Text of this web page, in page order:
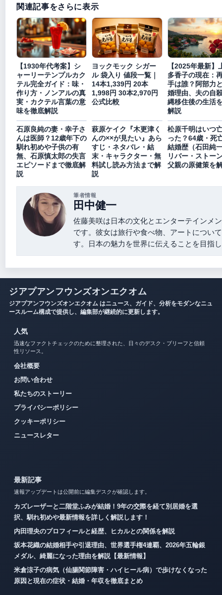
関連記事をさらに表示
【1930年代考案】シ
ャーリーテンプルカク
テル完全ガイド：味・
作り方・ノンアルの真
実・カクテル言葉の意
味を徹底解説
ヨックモック シガー
ル 袋入り 値段一覧｜
14本1,339円 20本
1,998円 30本2,970円
公式比較
【2025年最新】
多香子の現在：
手は誰？阿部力
婚理由、夫の自
縄移住後の生活
解説
石原良純の妻・幸子さ
んは医師？12歳年下の
馴れ初めや子供の有
無、石原慎太郎の失言
エピソードまで徹底解
説
萩原ケイク『木更津く
んの××が見たい』あら
すじ・ネタバレ・結
末・キャラクター・無
料試し読み方法まで解
説
松原千明はいつ
った？64歳・死
結婚歴（石田純
リバー・ストー
父親の原健策を
筆者情報
田中健一
佐藤美咲は日本の文化とエンターテインメ
です。彼女は旅行や食べ物、アートについ
す。日本の魅力を世界に伝えることを目指
ジアプアンフウンズオンエクオム
ジアプアンフウンズオンエクオム はニュース、ガイド、分析をモダンなニュ
ースルーム構成で提供し、編集部が継続的に更新します。
人気
迅速なファクトチェックのために整理された、日々のデスク・ブリーフと信頼
性リソース。
会社概要
お問い合わせ
私たちのストーリー
プライバシーポリシー
クッキーポリシー
ニュースレター
最新記事
速報アップデートは公開前に編集デスクが確認します。
カズレーザーと二階堂ふみが結婚！9年の交際を経て別居婚を選
択、馴れ初めや最新情報を詳しく解説します！
内田理央のプロフィールと経歴、ヒカルとの関係を解説
坂本花織の結婚相手や引退理由、世界選手権4連覇、2026年五輪銀
メダル、綺麗になった理由を解説【最新情報】
米倉涼子の病気（仙腸関節障害・ハイヒール病）で歩けなくなった
原因と現在の症状・結婚・年収を徹底まとめ